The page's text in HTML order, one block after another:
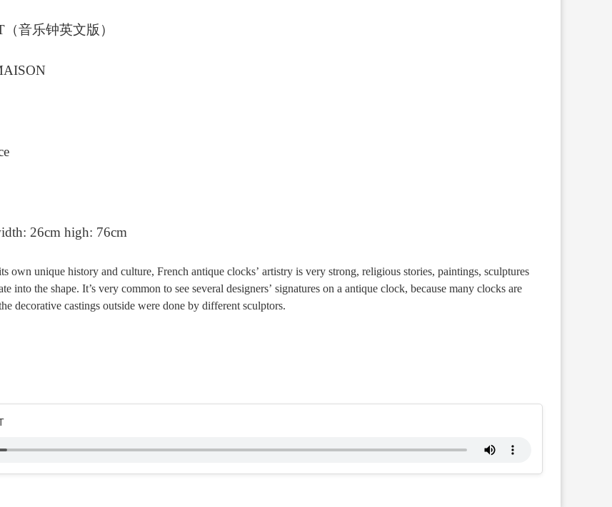
音乐钟英文版）
26cm high: 76cm
own unique history and culture, French antique clocks’ artistry is very strong, religious stories, paintings, sculptures
into the shape. It’s very common to see several designers’ signatures on a antique clock, because many clocks are
decorative castings outside were done by different sculptors.